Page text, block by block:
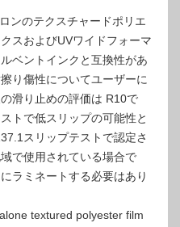
ンのテクスチャードポリエ
スおよびUVワイドフォーマ
ベントインクと互換性があ
り傷性についてユーザーに
滑り止めの評価は R10で
トで低スリップの可能性と
スリップテストで認定さ
で使用されている場合で
ラミネートする必要はあり
textured polyester film